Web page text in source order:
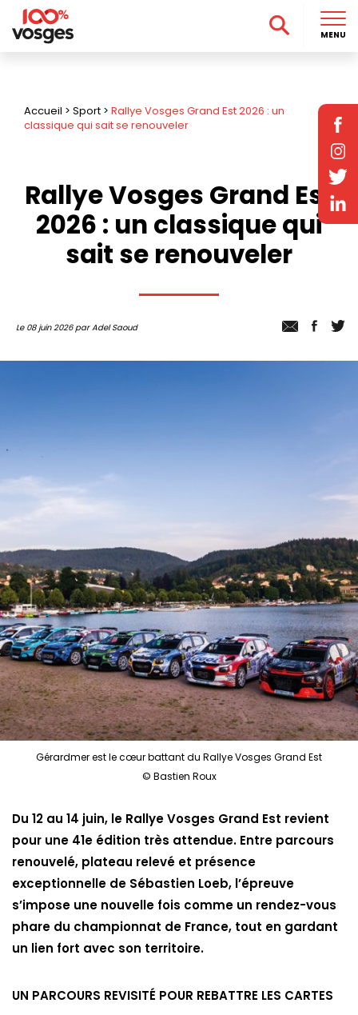
Accueil > Sport > Rallye Vosges Grand Est 2026 : un
classique qui sait se renouveler
Rallye Vosges Grand Est
2026 : un classique qui
sait se renouveler
Le 08 juin 2026 par Adel Saoud
Gérardmer est le cœur battant du Rallye Vosges Grand Est
© Bastien Roux
Du 12 au 14 juin, le Rallye Vosges Grand Est revient
pour une 41e édition très attendue. Entre parcours
renouvelé, plateau relevé et présence
exceptionnelle de Sébastien Loeb, l’épreuve
s’impose une nouvelle fois comme un rendez-vous
phare du championnat de France, tout en gardant
un lien fort avec son territoire.
UN PARCOURS REVISITÉ POUR REBATTRE LES CARTES
MENU